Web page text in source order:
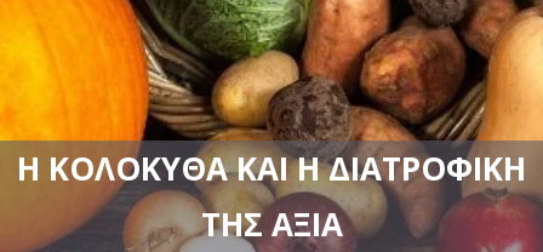
Η ΚΟΛΟΚΎΘΑ ΚΑΙ Η ΔΙΑΤΡΟΦΙΚΉ
ΤΗΣ ΑΞΊΑ